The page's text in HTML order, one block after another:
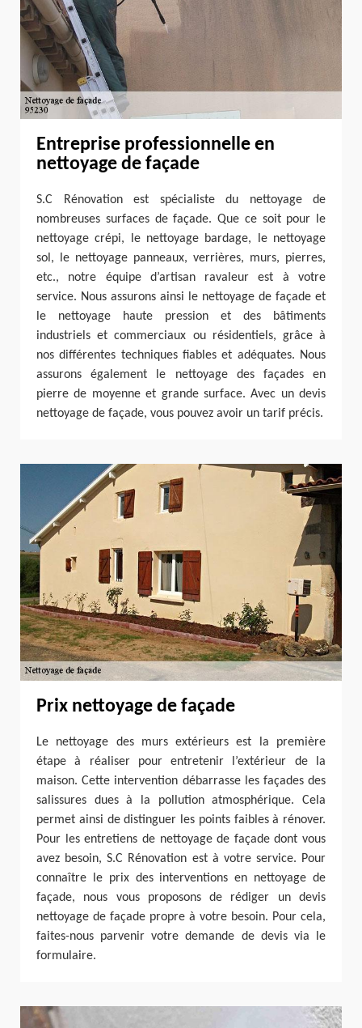
Entreprise professionnelle en
nettoyage de façade
S.C Rénovation est spécialiste du nettoyage de
nombreuses surfaces de façade. Que ce soit pour le
nettoyage crépi, le nettoyage bardage, le nettoyage
sol, le nettoyage panneaux, verrières, murs, pierres,
etc., notre équipe d’artisan ravaleur est à votre
service. Nous assurons ainsi le nettoyage de façade et
le nettoyage haute pression et des bâtiments
industriels et commerciaux ou résidentiels, grâce à
nos différentes techniques fiables et adéquates. Nous
assurons également le nettoyage des façades en
pierre de moyenne et grande surface. Avec un devis
nettoyage de façade, vous pouvez avoir un tarif précis.
Prix nettoyage de façade
Le nettoyage des murs extérieurs est la première
étape à réaliser pour entretenir l’extérieur de la
maison. Cette intervention débarrasse les façades des
salissures dues à la pollution atmosphérique. Cela
permet ainsi de distinguer les points faibles à rénover.
Pour les entretiens de nettoyage de façade dont vous
avez besoin, S.C Rénovation est à votre service. Pour
connaître le prix des interventions en nettoyage de
façade, nous vous proposons de rédiger un devis
nettoyage de façade propre à votre besoin. Pour cela,
faites-nous parvenir votre demande de devis via le
formulaire.